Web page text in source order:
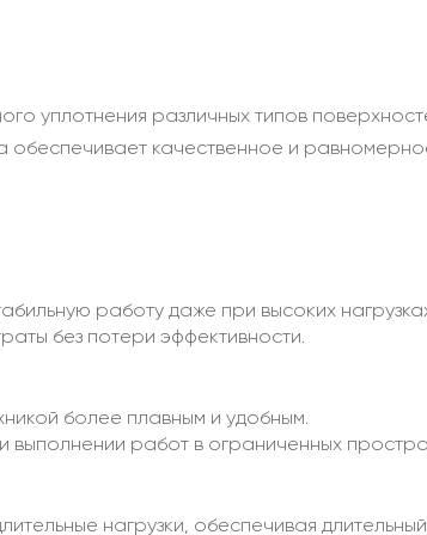
уплотнения различных типов
обеспечивает качественное и
работу даже при высоких
без потери эффективности.
более плавным и удобным.
работ в ограниченных
нагрузки, обеспечивая